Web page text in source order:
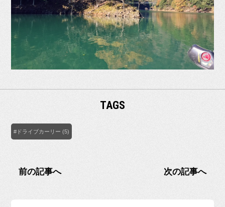
TAGS
#ドライブカーリー (5)
前の記事へ 次の記事へ